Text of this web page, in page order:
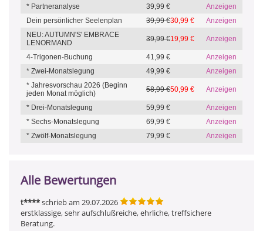
* Partneranalyse
39,99 €
Anzeigen
Dein persönlicher Seelenplan
39,99 €30,99 €
Anzeigen
NEU: AUTUMN'S' EMBRACE
LENORMAND
39,99 €19,99 € Anzeigen
4-Trigonen-Buchung 41,99 €
Anzeigen
* Zwei-Monatslegung
49,99 €
Anzeigen
* Jahresvorschau 2026 (Beginn
jeden Monat möglich)
58,99 €50,99 € Anzeigen
* Drei-Monatslegung 59,99 €
Anzeigen
* Sechs-Monatslegung
69,99 €
Anzeigen
* Zwölf-Monatslegung
79,99 € Anzeigen
Alle Bewertungen
t****schrieb am 29.07.2026
erstklassige, sehr aufschlußreiche, ehrliche, treffsichere
Beratung.